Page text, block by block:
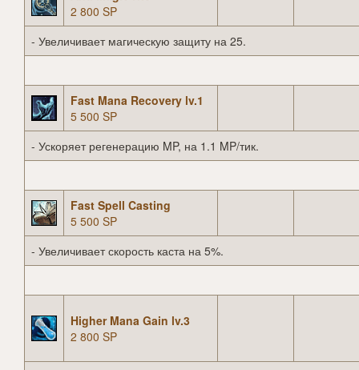
2 800 SP
- Увеличивает магическую защиту на 25.
Fast Mana Recovery lv.1
5 500 SP
- Ускоряет регенерацию MP, на 1.1 MP/тик.
Fast Spell Casting
5 500 SP
- Увеличивает скорость каста на 5%.
Higher Mana Gain lv.3
2 800 SP